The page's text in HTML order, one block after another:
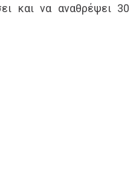
και να αναθρέψει 30